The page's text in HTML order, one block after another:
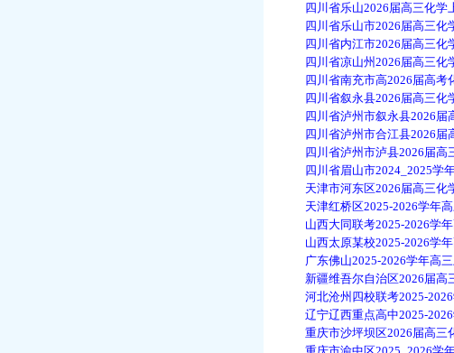
四川省乐山2026届高三化学
四川省乐山市2026届高三化学
四川省内江市2026届高三化
四川省凉山州2026届高三化学
四川省南充市高2026届高考
四川省叙永县2026届高三化
四川省泸州市叙永县2026届
四川省泸州市合江县2026届
四川省泸州市泸县2026届高
四川省眉山市2024_2025学年
天津市河东区2026届高三化
天津红桥区2025-2026学年高
山西大同联考2025-2026学年
山西太原某校2025-2026学年
广东佛山2025-2026学年高三
新疆维吾尔自治区2026届高三
河北沧州四校联考2025-2026
辽宁辽西重点高中2025-2026
重庆市沙坪坝区2026届高三化